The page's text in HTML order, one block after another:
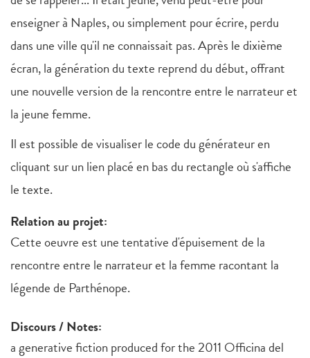
enseigner à Naples, ou simplement pour écrire, perdu
dans une ville qu'il ne connaissait pas. Après le dixième
écran, la génération du texte reprend du début, offrant
une nouvelle version de la rencontre entre le narrateur et
la jeune femme.
Il est possible de visualiser le code du générateur en
cliquant sur un lien placé en bas du rectangle où s'affiche
le texte.
Relation au projet:
Cette oeuvre est une tentative d'épuisement de la
rencontre entre le narrateur et la femme racontant la
légende de Parthénope.
Discours / Notes:
a generative fiction produced for the 2011 Officina del